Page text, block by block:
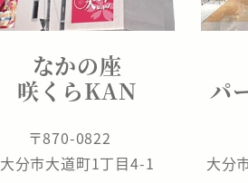
なかの座
咲くらKAN
〒870-0822
大分市大道町1丁目4-1
パ
大分